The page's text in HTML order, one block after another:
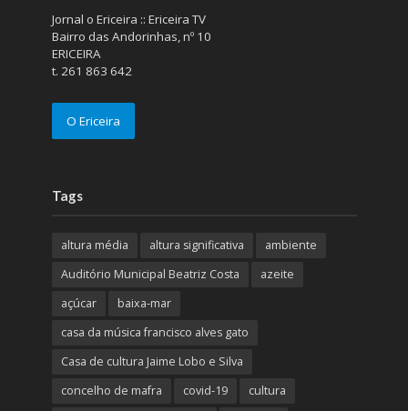
Jornal o Ericeira :: Ericeira TV
Bairro das Andorinhas, nº 10
ERICEIRA
t. 261 863 642
O Ericeira
Tags
altura média altura significativa
ambiente
Auditório Municipal Beatriz Costa
azeite
açúcar
baixa-mar
casa da música francisco alves gato
Casa de cultura Jaime Lobo e Silva
concelho de mafra
covid-19
cultura